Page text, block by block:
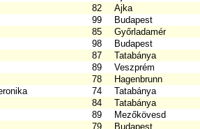
82
Ajka
99
Budapest
85
Győrladamér
98
Budapest
87
Tatabánya
89
Veszprém
78
Hagenbrunn
74
Tatabánya
84
Tatabánya
89
Mezőkövesd
79
Budapest